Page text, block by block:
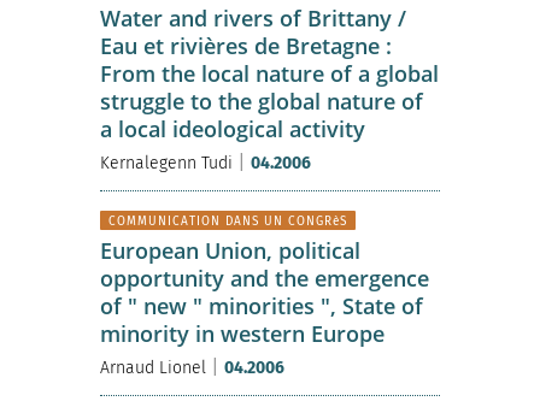
Water and rivers of Brittany /
Eau et rivières de Bretagne :
From the local nature of a global
struggle to the global nature of
a local ideological activity
Kernalegenn Tudi 04.2006
COMMUNICATION DANS UN CONGRèS
European Union, political
opportunity and the emergence
of " new " minorities ", State of
minority in western Europe
Arnaud Lionel 04.2006